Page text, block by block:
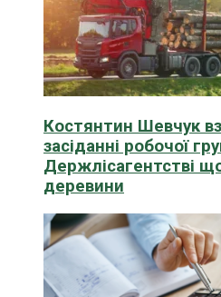
Костянтин Шевчук
засіданні робочої
Держлісагентстві
деревини